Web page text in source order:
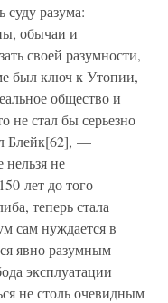
суду разума:
обычаи и
своей разумности,
был ключ к Утопии,
общество и
не стал бы серьезно
Блейк[62], —
нельзя не
лет до того
теперь стала
сам нуждается в
явно разумным
эксплуатации
не столь очевидным